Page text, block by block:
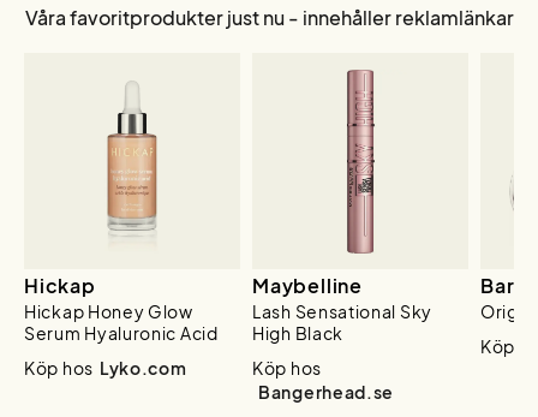
Våra favoritprodukter just nu - innehåller reklamlänkar
Hickap
Hickap Honey Glow
Serum Hyaluronic Acid
Köp hos Lyko.com
Maybelline
Lash Sensational Sky
High Black
Köp hos
Bangerhead.se
Köp